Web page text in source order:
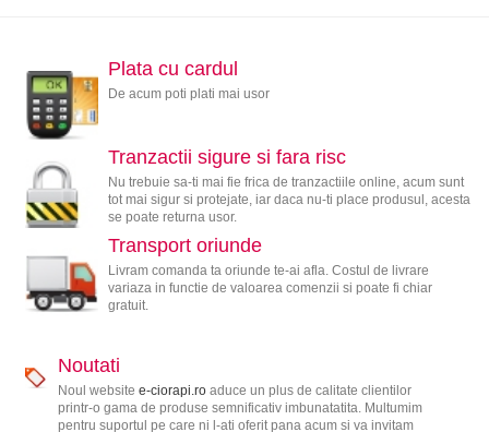
Plata cu cardul
De acum poti plati mai usor
Tranzactii sigure si fara risc
Nu trebuie sa-ti mai fie frica de tranzactiile online, acum sunt
tot mai sigur si protejate, iar daca nu-ti place produsul, acesta
se poate returna usor.
Transport oriunde
Livram comanda ta oriunde te-ai afla. Costul de livrare
variaza in functie de valoarea comenzii si poate fi chiar
gratuit.
Noutati
Noul website e-ciorapi.roaduce un plus de calitate clientilor
printr-o gama de produse semnificativ imbunatatita. Multumim
pentru suportul pe care ni l-ati oferit pana acum si va invitam